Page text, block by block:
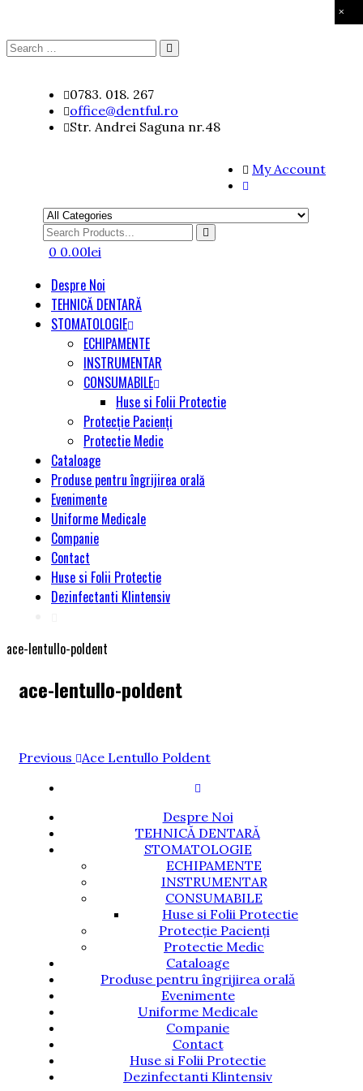
×
Search
content
0783. 018. 267
office@dentful.ro
Str. Andrei Saguna nr.48
My Account
Search
for
0 0.00lei
Despre Noi
TEHNICĂ DENTARĂ
STOMATOLOGIE
ECHIPAMENTE
INSTRUMENTAR
CONSUMABILE
Huse si Folii Protectie
Protecție Pacienți
Protectie Medic
Cataloage
Produse pentru îngrijirea orală
Evenimente
Uniforme Medicale
Companie
Contact
Huse si Folii Protectie
Dezinfectanti Klintensiv
ace-lentullo-poldent
ace-lentullo-poldent
Navigare
articole
Previous
Previous Ace Lentullo Poldent
Despre Noi
TEHNICĂ DENTARĂ
STOMATOLOGIE
ECHIPAMENTE
INSTRUMENTAR
CONSUMABILE
Huse si Folii Protectie
Protecție Pacienți
Protectie Medic
Cataloage
Produse pentru îngrijirea orală
Evenimente
Uniforme Medicale
Companie
Contact
Huse si Folii Protectie
Dezinfectanti Klintensiv